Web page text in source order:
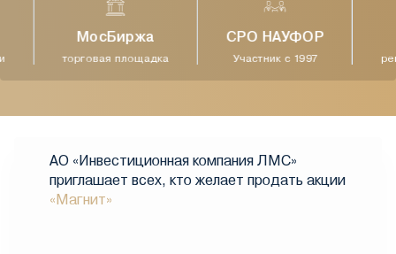
МосБиржа
торговая площадка
СРО НАУФОР
Участник с 1997
АО «Инвестиционная компания ЛМС»
приглашает всех, кто желает продать акции
«Магнит»